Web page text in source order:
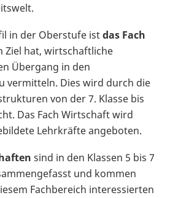
in der Oberstufe istdas Fach
Ziel hat, wirtschaftliche
Übergang in den
vermitteln. Dies wird durch die
von der 7. Klasse bis
Das Fach Wirtschaft wird
Lehrkräfte angeboten.
sind in den Klassen 5 bis 7
und kommen
Fachbereich interessierten